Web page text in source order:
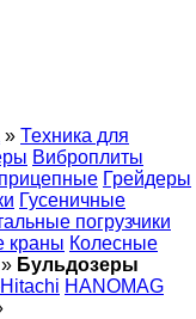
» Техника для
Виброплиты
Грейдеры
Гусеничные
погрузчики
краны Колесные
» Бульдозеры
HANOMAG